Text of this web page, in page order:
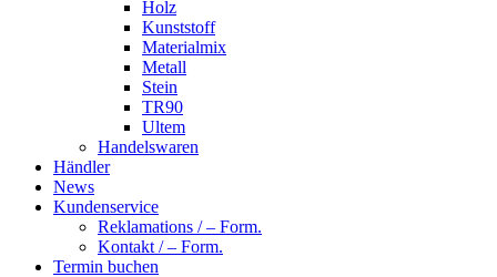
Holz
Kunststoff
Materialmix
Metall
Stein
TR90
Ultem
Handelswaren
Händler
News
Kundenservice
Reklamations / – Form.
Kontakt / – Form.
Termin buchen